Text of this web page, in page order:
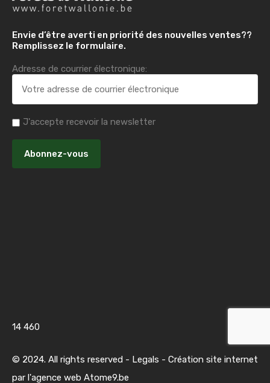
Envie d’être averti en priorité des nouvelles ventes??
Remplissez le formulaire.
Adresse de courrier électronique:
J'accepte recevoir la newsletter
14 460
© 2024. All rights reserved - Legals - Création site internet
par l'agence web Atome9.be